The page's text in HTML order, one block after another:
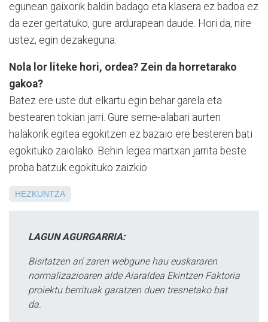
egunean gaixorik baldin badago eta klasera ez badoa ez
da ezer gertatuko, gure ardurapean daude. Hori da, nire
ustez, egin dezakeguna.
Nola lor liteke hori, ordea? Zein da horretarako
gakoa?
Batez ere uste dut elkartu egin behar garela eta
bestearen tokian jarri. Gure seme-alabari aurten
halakorik egitea egokitzen ez bazaio ere besteren bati
egokituko zaiolako. Behin legea martxan jarrita beste
proba batzuk egokituko zaizkio.
HEZKUNTZA
LAGUN AGURGARRIA:
Bisitatzen ari zaren webgune hau euskararen
normalizazioaren alde Aiaraldea Ekintzen Faktoria
proiektu berrituak garatzen duen tresnetako bat
da.